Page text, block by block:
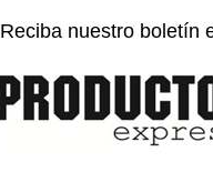
Reciba nuestro boletín